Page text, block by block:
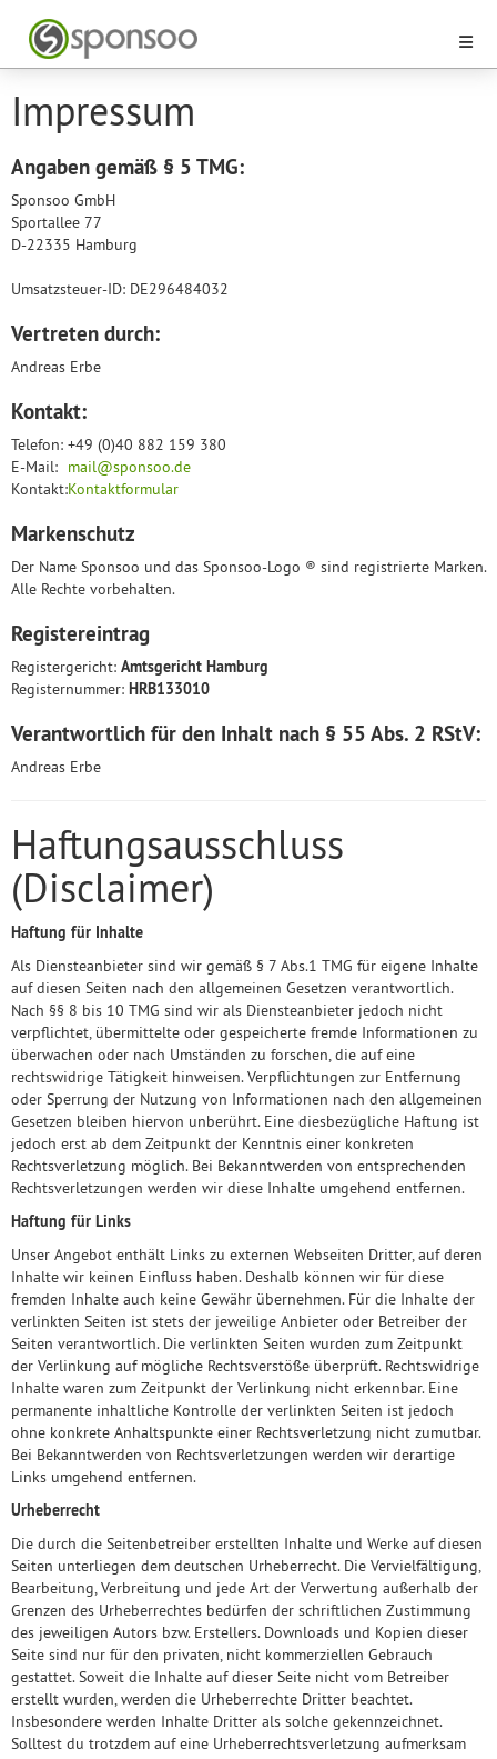
Impressum
Angaben gemäß § 5 TMG:
Sponsoo GmbH
Sportallee 77
D-22335 Hamburg
Umsatzsteuer-ID: DE296484032
Vertreten durch:
Andreas Erbe
Kontakt:
Telefon: +49 (0)40 882 159 380
E-Mail: mail@sponsoo.de
Kontakt:Kontaktformular
Markenschutz
Der Name Sponsoo und das Sponsoo-Logo ® sind registrierte Marken.
Alle Rechte vorbehalten.
Registereintrag
Registergericht: Amtsgericht Hamburg
Registernummer: HRB133010
Verantwortlich für den Inhalt nach § 55 Abs. 2 RStV:
Andreas Erbe
Haftungsausschluss
(Disclaimer)
Haftung für Inhalte
Als Diensteanbieter sind wir gemäß § 7 Abs.1 TMG für eigene Inhalte
auf diesen Seiten nach den allgemeinen Gesetzen verantwortlich.
Nach §§ 8 bis 10 TMG sind wir als Diensteanbieter jedoch nicht
verpflichtet, übermittelte oder gespeicherte fremde Informationen zu
überwachen oder nach Umständen zu forschen, die auf eine
rechtswidrige Tätigkeit hinweisen. Verpflichtungen zur Entfernung
oder Sperrung der Nutzung von Informationen nach den allgemeinen
Gesetzen bleiben hiervon unberührt. Eine diesbezügliche Haftung ist
jedoch erst ab dem Zeitpunkt der Kenntnis einer konkreten
Rechtsverletzung möglich. Bei Bekanntwerden von entsprechenden
Rechtsverletzungen werden wir diese Inhalte umgehend entfernen.
Haftung für Links
Unser Angebot enthält Links zu externen Webseiten Dritter, auf deren
Inhalte wir keinen Einfluss haben. Deshalb können wir für diese
fremden Inhalte auch keine Gewähr übernehmen. Für die Inhalte der
verlinkten Seiten ist stets der jeweilige Anbieter oder Betreiber der
Seiten verantwortlich. Die verlinkten Seiten wurden zum Zeitpunkt
der Verlinkung auf mögliche Rechtsverstöße überprüft. Rechtswidrige
Inhalte waren zum Zeitpunkt der Verlinkung nicht erkennbar. Eine
permanente inhaltliche Kontrolle der verlinkten Seiten ist jedoch
ohne konkrete Anhaltspunkte einer Rechtsverletzung nicht zumutbar.
Bei Bekanntwerden von Rechtsverletzungen werden wir derartige
Links umgehend entfernen.
Urheberrecht
Die durch die Seitenbetreiber erstellten Inhalte und Werke auf diesen
Seiten unterliegen dem deutschen Urheberrecht. Die Vervielfältigung,
Bearbeitung, Verbreitung und jede Art der Verwertung außerhalb der
Grenzen des Urheberrechtes bedürfen der schriftlichen Zustimmung
des jeweiligen Autors bzw. Erstellers. Downloads und Kopien dieser
Seite sind nur für den privaten, nicht kommerziellen Gebrauch
gestattet. Soweit die Inhalte auf dieser Seite nicht vom Betreiber
erstellt wurden, werden die Urheberrechte Dritter beachtet.
Insbesondere werden Inhalte Dritter als solche gekennzeichnet.
Solltest du trotzdem auf eine Urheberrechtsverletzung aufmerksam